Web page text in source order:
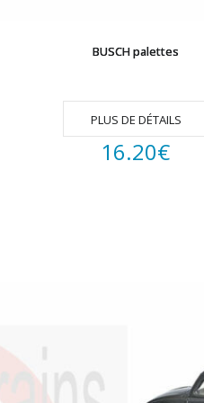
BUSCH palettes
PLUS DE DÉTAILS
16.20€